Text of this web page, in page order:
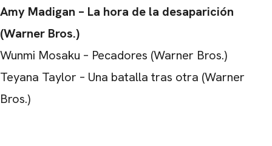
Amy Madigan – La hora de la desaparición
(Warner Bros.)
Wunmi Mosaku – Pecadores (Warner Bros.)
Teyana Taylor – Una batalla tras otra (Warner
Bros.)